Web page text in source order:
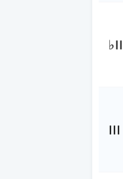
♭II
III